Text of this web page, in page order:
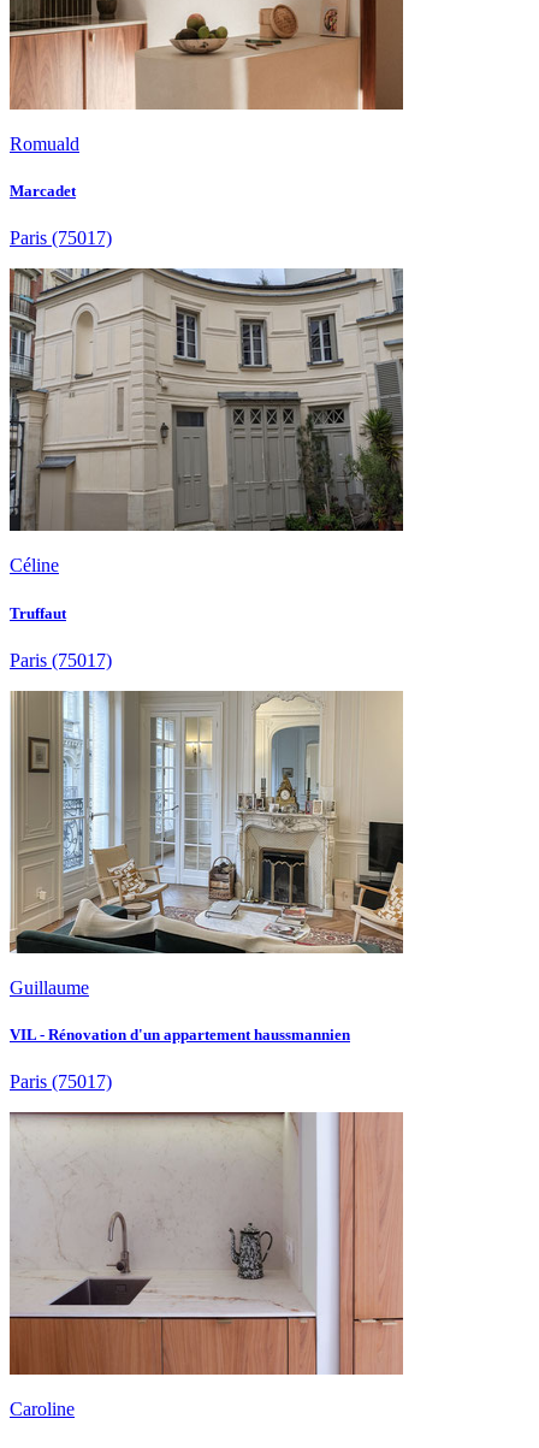
Romuald
Marcadet
Paris (75017)
Céline
Truffaut
Paris (75017)
Guillaume
VIL - Rénovation d'un appartement haussmannien
Paris (75017)
Caroline